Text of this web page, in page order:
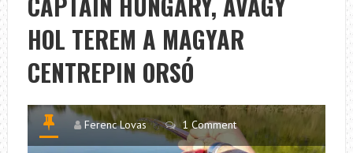
HOL TEREM A MAGYAR
CENTREPIN ORSÓ
Ferenc Lovas 1 Comment